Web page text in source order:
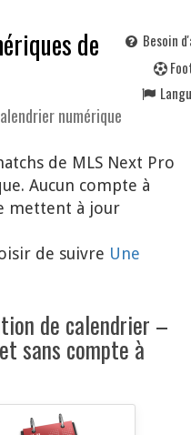
de
numérique
Besoin
F
de MLS Next Pro
Aucun compte à
mettent à jour
de suivre Une
de calendrier –
sans compte à